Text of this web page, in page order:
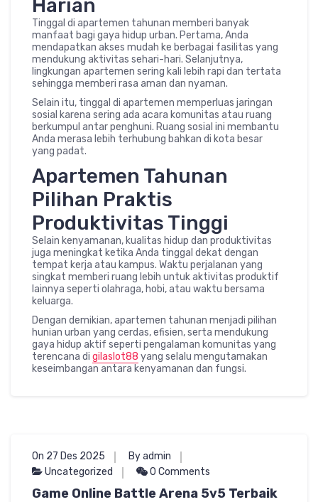
Harian
Tinggal di apartemen tahunan memberi banyak
manfaat bagi gaya hidup urban. Pertama, Anda
mendapatkan akses mudah ke berbagai fasilitas yang
mendukung aktivitas sehari-hari. Selanjutnya,
lingkungan apartemen sering kali lebih rapi dan tertata
sehingga memberi rasa aman dan nyaman.
Selain itu, tinggal di apartemen memperluas jaringan
sosial karena sering ada acara komunitas atau ruang
berkumpul antar penghuni. Ruang sosial ini membantu
Anda merasa lebih terhubung bahkan di kota besar
yang padat.
Apartemen Tahunan
Pilihan Praktis
Produktivitas Tinggi
Selain kenyamanan, kualitas hidup dan produktivitas
juga meningkat ketika Anda tinggal dekat dengan
tempat kerja atau kampus. Waktu perjalanan yang
singkat memberi ruang lebih untuk aktivitas produktif
lainnya seperti olahraga, hobi, atau waktu bersama
keluarga.
Dengan demikian, apartemen tahunan menjadi pilihan
hunian urban yang cerdas, efisien, serta mendukung
gaya hidup aktif seperti pengalaman komunitas yang
terencana di gilaslot88 yang selalu mengutamakan
keseimbangan antara kenyamanan dan fungsi.
On 27 Des 2025
By admin
Uncategorized
0 Comments
Game Online Battle Arena 5v5 Terbaik